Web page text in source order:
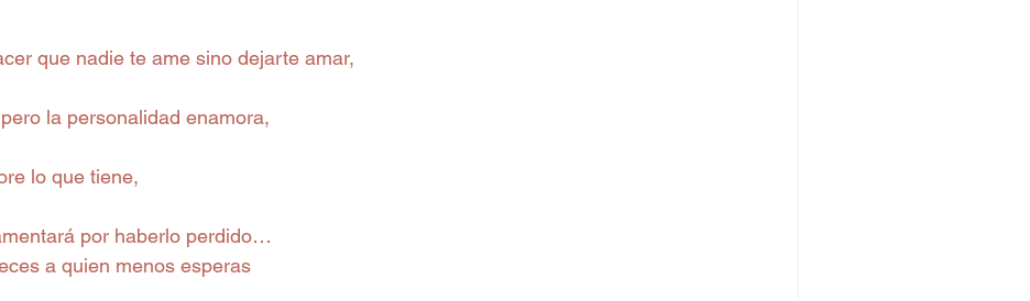
que nadie te ame sino dejarte amar,
la personalidad enamora,
lo que tiene,
por haberlo perdido…
a quien menos esperas